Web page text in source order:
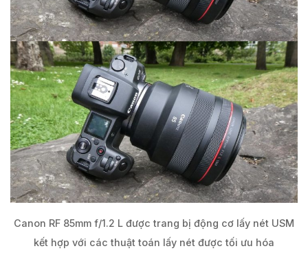
Canon RF 85mm f/1.2 L được trang bị động cơ lấy nét USM
kết hợp với các thuật toán lấy nét được tối ưu hóa